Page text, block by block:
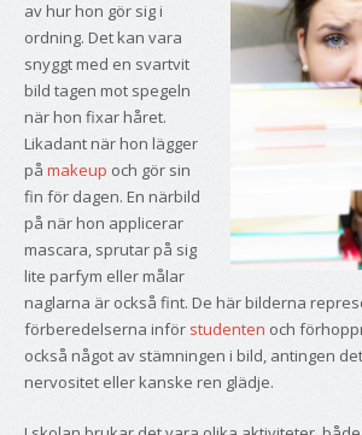
av hur hon gör sig i
ordning. Det kan vara
snyggt med en svartvit
bild tagen mot spegeln
när hon fixar håret.
Likadant när hon lägger
på makeup och gör sin
fin för dagen. En närbild
på när hon applicerar
mascara, sprutar på sig
lite parfym eller målar
naglarna är också fint. De här bilderna
förberedelserna inför studenten och
också något av stämningen i bild, antingen
nervositet eller kanske ren glädje.